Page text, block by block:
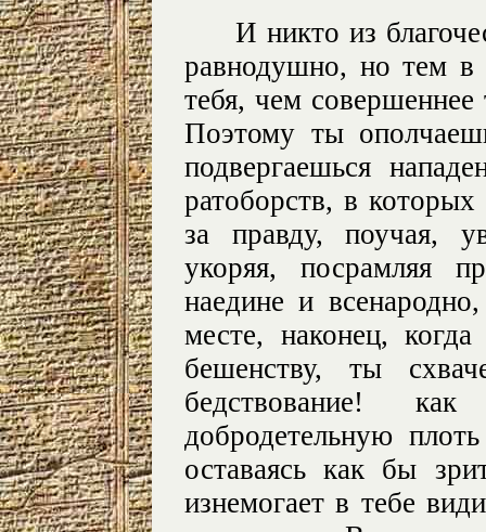
И никто из
равнодушно, но тем в
тебя, чем
Поэтому ты
подвергаешься
ратоборств, в
за правду, поучая,
укоряя, посрамляя
наедине и
месте, наконец, когда
бешенству, ты
бедствование!
добродетельную
оставаясь как бы
изнемогает в тебе